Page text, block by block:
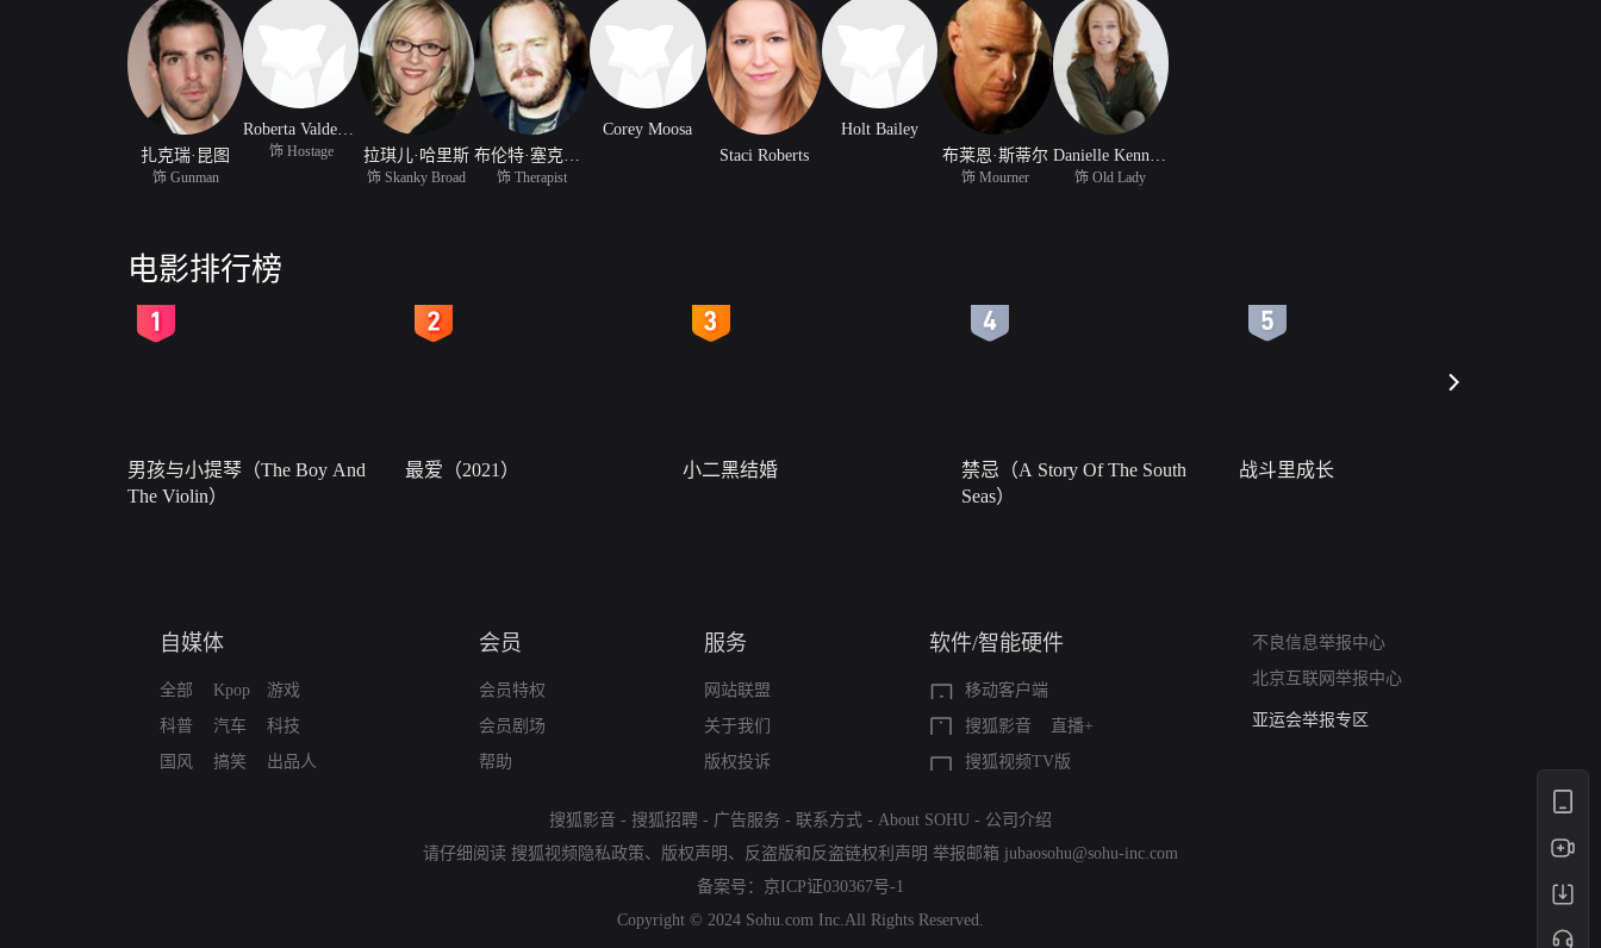
扎克瑞·昆图
饰 Gunman
Roberta Valderrama
饰 Hostage 拉琪儿·哈里斯
饰 Skanky Broad 饰 Therapist
Corey Moosa
Staci Roberts
Holt Bailey
布莱恩·斯蒂尔
饰 Mourner 饰 Old Lady
电影排行榜
男孩与小提琴（The Boy And
The Violin）
最爱（2021） 小二黑结婚
禁忌（A Story Of The South
Seas）
战斗里成长
自媒体
全部
科普
国风
Kpop
汽车
搞笑
游戏
科技
出品人
会员
会员特权
会员剧场
帮助
服务
网站联盟
关于我们
版权投诉
软件/智能硬件
移动客户端
搜狐影音
直播+
搜狐视频TV版
不良信息举报中心
北京互联网举报中心
算法推荐专项举报
亚运会举报专区
搜狐影音 - 搜狐招聘 - 广告服务 - 联系方式 - About SOHU - 公司介绍
请仔细阅读 搜狐视频隐私政策、 版权声明 、 反盗版和反盗链权利声明 举报邮箱 jubaosohu@sohu-inc.com
备案号： 京ICP证030367号-1
Copyright © 2024 Sohu.com Inc.All Rights Reserved.